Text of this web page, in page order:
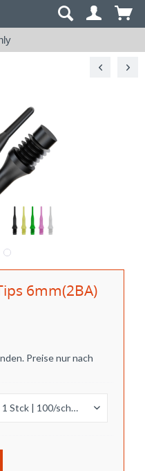
6mm(2BA)
Preise nur nach